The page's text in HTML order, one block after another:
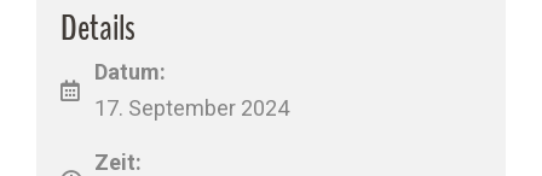
Details
Datum:
17. September 2024
Zeit: